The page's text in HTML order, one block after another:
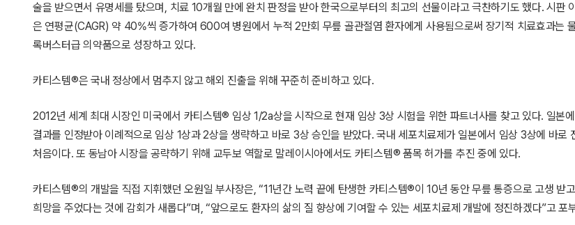
술을 받으면서 유명세를 탔으며, 치료 10개월 만에 완치 판정을 받아 한국으로부터의 최고의 선물이라고 극찬하기도 했다. 시판
은 연평균(CAGR) 약 40%씩 증가하여 600여 병원에서 누적 2만회 무릎 골관절염 환자에게 사용됨으로써 장기적 치료효과는
록버스터급 의약품으로 성장하고 있다.
카티스템®은 국내 정상에서 멈추지 않고 해외 진출을 위해 꾸준히 준비하고 있다.
2012년 세계 최대 시장인 미국에서 카티스템® 임상 1/2a상을 시작으로 현재 임상 3상 시험을 위한 파트너사를 찾고 있다. 일본
결과를 인정받아 이례적으로 임상 1상과 2상을 생략하고 바로 3상 승인을 받았다. 국내 세포치료제가 일본에서 임상 3상에 바로
처음이다. 또 동남아 시장을 공략하기 위해 교두보 역할로 말레이시아에서도 카티스템® 품목 허가를 추진 중에 있다.
카티스템®의 개발을 직접 지휘했던 오원일 부사장은, “11년간 노력 끝에 탄생한 카티스템®이 10년 동안 무릎 통증으로 고생 받
희망을 주었다는 것에 감회가 새롭다”며, “앞으로도 환자의 삶의 질 향상에 기여할 수 있는 세포치료제 개발에 정진하겠다”고 포